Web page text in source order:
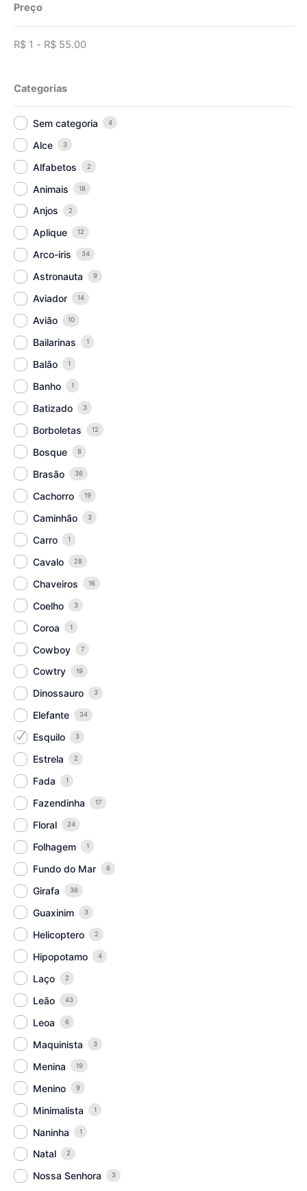
Preço
R$ 1 - R$ 55.00
Categorias
Sem categoria 4
Alce 3
Alfabetos 2
Animais 18
Anjos 2
Aplique 12
Arco-iris 34
Astronauta 9
Aviador 14
Avião 10
Bailarinas 1
Balão 1
Banho 1
Batizado 3
Borboletas 12
Bosque 8
Brasão 36
Cachorro 19
Caminhão 3
Carro 1
Cavalo 28
Chaveiros 16
Coelho 3
Coroa 1
Cowboy 7
Cowtry 19
Dinossauro 3
Elefante 34
Esquilo 3
Estrela 2
Fada 1
Fazendinha 17
Floral 24
Folhagem 1
Fundo do Mar 6
Girafa 36
Guaxinim 3
Helicoptero 2
Hipopotamo 4
Laço 2
Leão 43
Leoa 6
Maquinista 3
Menina 19
Menino 9
Minimalista 1
Naninha 1
Natal 2
Nossa Senhora 3